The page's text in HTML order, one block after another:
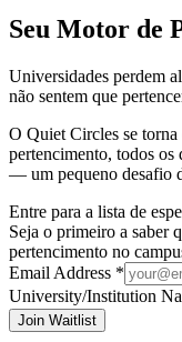
Seu Motor de
Universidades perdem
não sentem que
O Quiet Circles se torna
pertencimento, todos
— um pequeno desafio
Entre para a lista de
Seja o primeiro a saber
pertencimento no
Email Address *
University/Institution
Join Waitlist